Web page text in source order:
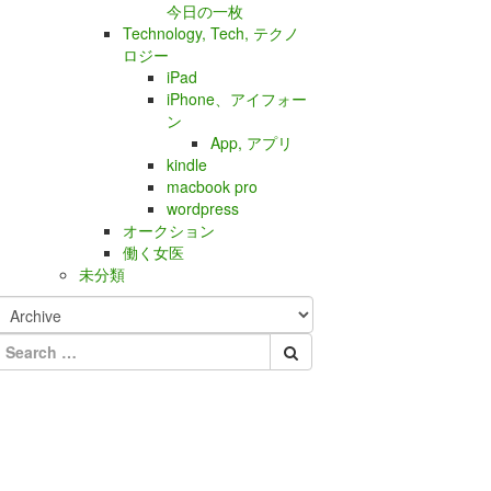
今日の一枚
Technology, Tech, テクノ
ロジー
iPad
iPhone、アイフォー
ン
App, アプリ
kindle
macbook pro
wordpress
オークション
働く女医
未分類